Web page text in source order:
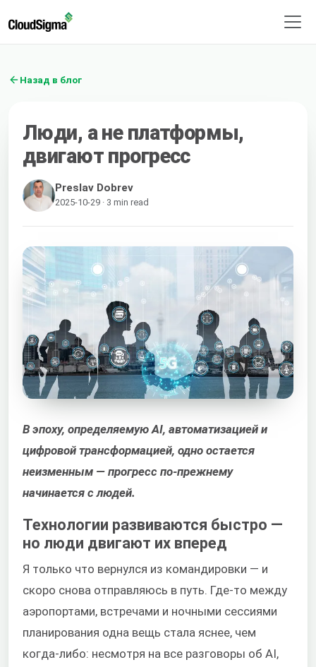
Назад в блог
Люди, а не платформы,
двигают прогресс
Preslav Dobrev
2025-10-29 · 3 min read
В эпоху, определяемую AI, автоматизацией и
цифровой трансформацией, одно остается
неизменным — прогресс по-прежнему
начинается с людей.
Технологии развиваются быстро —
но люди двигают их вперед
Я только что вернулся из командировки — и
скоро снова отправляюсь в путь. Где-то между
аэропортами, встречами и ночными сессиями
планирования одна вещь стала яснее, чем
когда-либо: несмотря на все разговоры об AI,